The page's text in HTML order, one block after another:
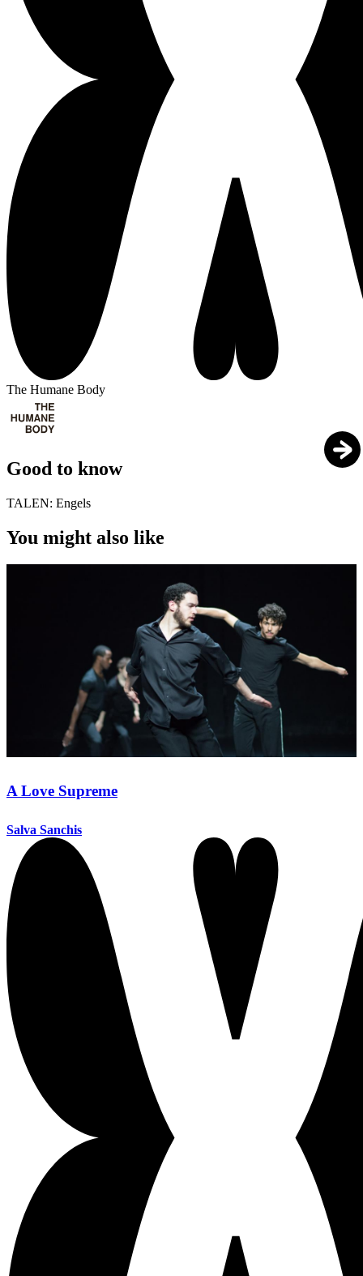
The Humane Body
Good to know
TALEN: Engels
You might also like
A Love Supreme
Salva Sanchis